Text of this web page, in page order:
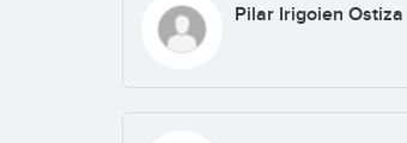
Pilar Irigoien Ostiza